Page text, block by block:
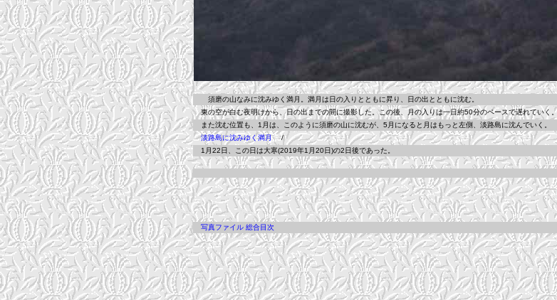
須磨の山なみに沈みゆく満月。満月は日の入りとともに昇り、日の出とともに沈む。
東の空が白む夜明けから、日の出までの間に撮影した。この後、月の入りは一日約50分のペースで遅れていく。
また沈む位置も、1月は、このように須磨の山に沈むが、5月になると月はもっと左側、淡路島に沈んでいく。
淡路島に沈みゆく満月/
1月22日、この日は大寒(2019年1月20日)の2日後であった。
写真ファイル 総合目次